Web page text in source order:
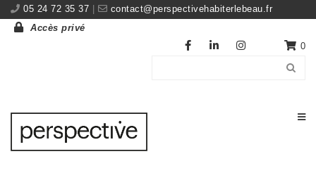
05 24 72 35 37
contact@perspectivehabiterlebeau.fr
Accès privé
0